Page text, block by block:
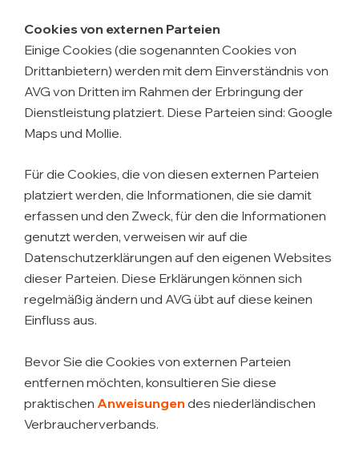
Cookies von externen Parteien
Einige Cookies (die sogenannten Cookies von
Drittanbietern) werden mit dem Einverständnis von
AVG von Dritten im Rahmen der Erbringung der
Dienstleistung platziert. Diese Parteien sind: Google
Maps und Mollie.
Für die Cookies, die von diesen externen Parteien
platziert werden, die Informationen, die sie damit
erfassen und den Zweck, für den die Informationen
genutzt werden, verweisen wir auf die
Datenschutzerklärungen auf den eigenen Websites
dieser Parteien. Diese Erklärungen können sich
regelmäßig ändern und AVG übt auf diese keinen
Einfluss aus.
Bevor Sie die Cookies von externen Parteien
entfernen möchten, konsultieren Sie diese
praktischen Anweisungen des niederländischen
Verbraucherverbands.